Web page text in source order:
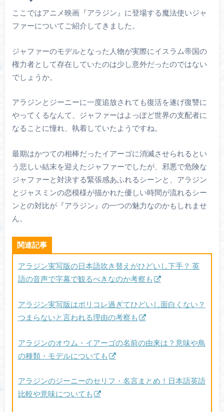
ここではアニメ映画『アラジン』に登場する魔法使いジャ
ファーについてご紹介してきました。
ジャファーのモデルとなった人物が実際にイスラム帝国の
権力者として存在していたのは少し意外だったのではない
でしょうか。
アラジンとジーニーに一度追放されても復活を遂げ復讐に
やってくるなんて、ジャファーはよっぽど世界の支配者に
なることに憧れ、執着していたようですね。
最期はかつての相棒だったイアーゴに消滅させられるとい
う悲しい結末を迎えたジャファーでしたが、邪悪で危険な
ジャファーと対決する緊張感あふれるシーンと、アラジン
とジャスミンの恋模様が描かれた優しい時間が流れるシー
ンとの対比が『アラジン』の一つの魅力なのかもしれませ
ん。
関連記事
アラジン実写版の日本語吹き替えがひどいし下手？ 英
語の音声で字幕で観るべきなのか考察も
アラジン実写版はポリコレ過ぎてひどいし面白くない？
つまらないと言われる理由の考察も
アラジンのオウム・イアーゴの名前の由来は？意味や鳥
の種類・モデルについても
アラジンのジーニーのセリフ・名言まとめ！日本語英語
比較や意味についても